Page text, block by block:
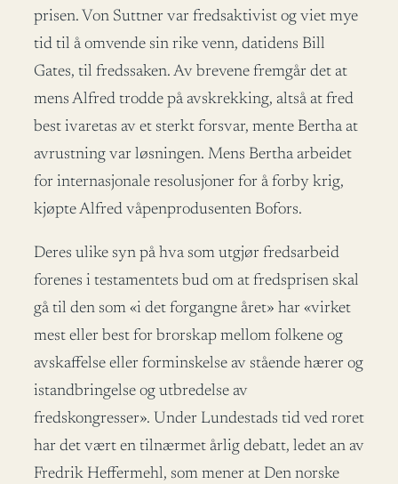
prisen. Von Suttner var fredsaktivist og viet mye
tid til å omvende sin rike venn, datidens Bill
Gates, til fredssaken. Av brevene fremgår det at
mens Alfred trodde på avskrekking, altså at fred
best ivaretas av et sterkt forsvar, mente Bertha at
avrustning var løsningen. Mens Bertha arbeidet
for internasjonale resolusjoner for å forby krig,
kjøpte Alfred våpenprodusenten Bofors.
Deres ulike syn på hva som utgjør fredsarbeid
forenes i testamentets bud om at fredsprisen skal
gå til den som «i det forgangne året» har «virket
mest eller best for brorskap mellom folkene og
avskaffelse eller forminskelse av stående hærer og
istandbringelse og utbredelse av
fredskongresser». Under Lundestads tid ved roret
har det vært en tilnærmet årlig debatt, ledet an av
Fredrik Heffermehl, som mener at Den norske